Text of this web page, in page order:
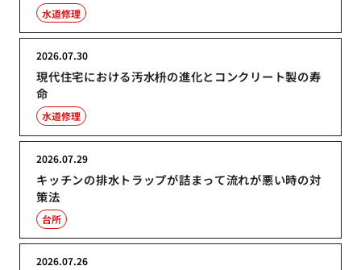
水道修理
現代住宅における汚水枡の進化とコンクリート製の寿
命
2026.07.30
水道修理
キッチンの排水トラップが詰まって流れが悪い時の対
策法
2026.07.29
台所
2026.07.26